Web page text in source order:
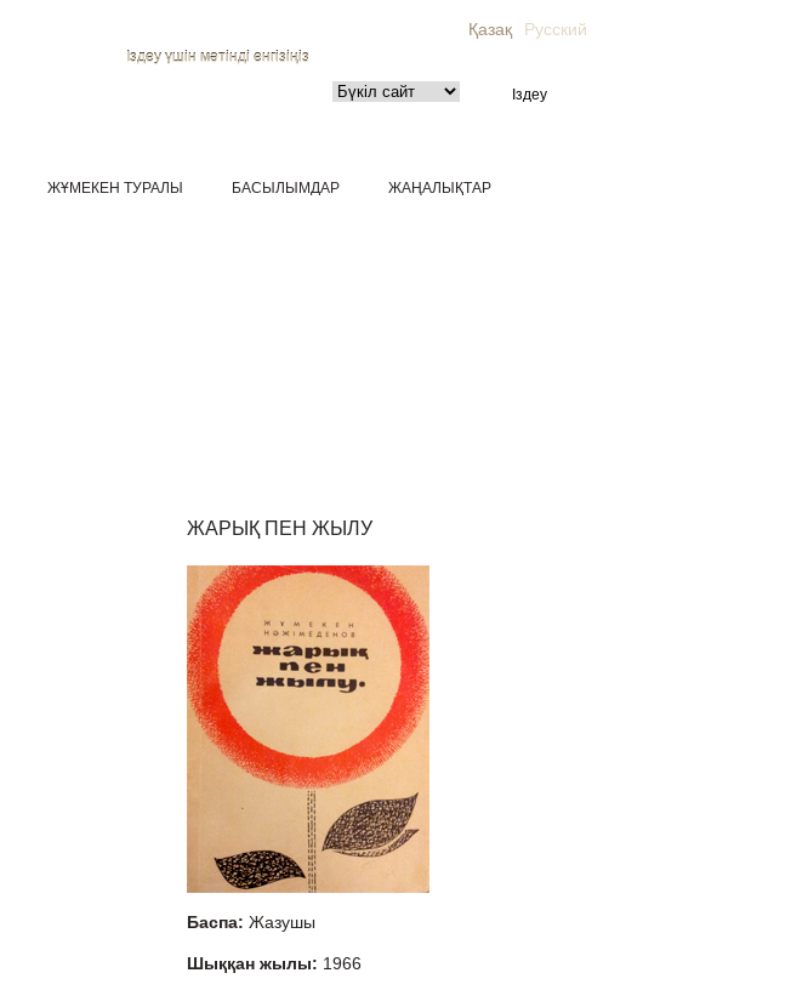
Қазақ Русский
Іздеу үшін мәтінді енгізіңіз
ЖҰМЕКЕН ТУРАЛЫ БАСЫЛЫМДАР ЖАҢАЛЫҚТАР
ЖАРЫҚ ПЕН ЖЫЛУ
Баспа: Жазушы
Шыққан жылы: 1966